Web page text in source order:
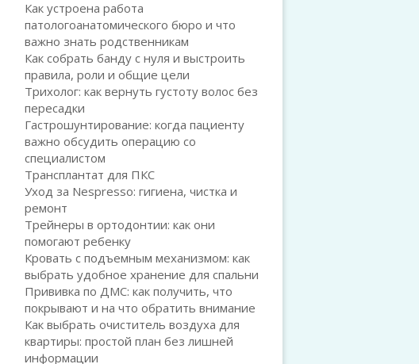
Как устроена работа
патологоанатомического бюро и что
важно знать родственникам
Как собрать банду с нуля и выстроить
правила, роли и общие цели
Трихолог: как вернуть густоту волос без
пересадки
Гастрошунтирование: когда пациенту
важно обсудить операцию со
специалистом
Трансплантат для ПКС
Уход за Nespresso: гигиена, чистка и
ремонт
Трейнеры в ортодонтии: как они
помогают ребенку
Кровать с подъемным механизмом: как
выбрать удобное хранение для спальни
Прививка по ДМС: как получить, что
покрывают и на что обратить внимание
Как выбрать очиститель воздуха для
квартиры: простой план без лишней
информации